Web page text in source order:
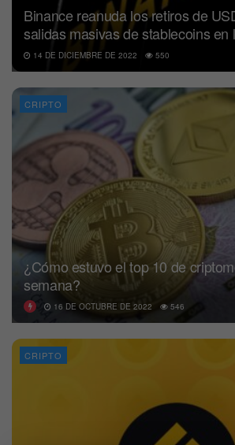
Binance reanuda los retiros de
salidas masivas de stablecoins en
14 DE DICIEMBRE DE 2022 550
CRIPTO
¿Cómo estuvo el top 10 de
semana?
16 DE OCTUBRE DE 2022 546
CRIPTO